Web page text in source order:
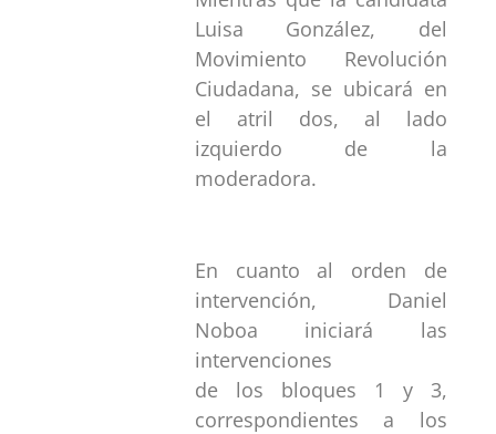
Luisa González, del
Movimiento Revolución
Ciudadana, se ubicará en
el atril dos, al lado
izquierdo de la
moderadora.
En cuanto al orden de
intervención, Daniel
Noboa iniciará las
intervenciones
de los bloques 1 y 3,
correspondientes a los